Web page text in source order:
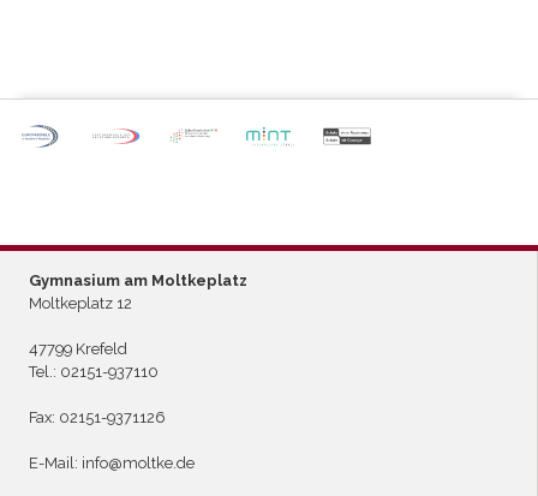
ARTNERSCHULE DES
Gymnasium am Moltkeplatz
Moltkeplatz 12
47799 Krefeld
Tel.: 02151-937110
Fax: 02151-9371126
E-Mail: info@moltke.de